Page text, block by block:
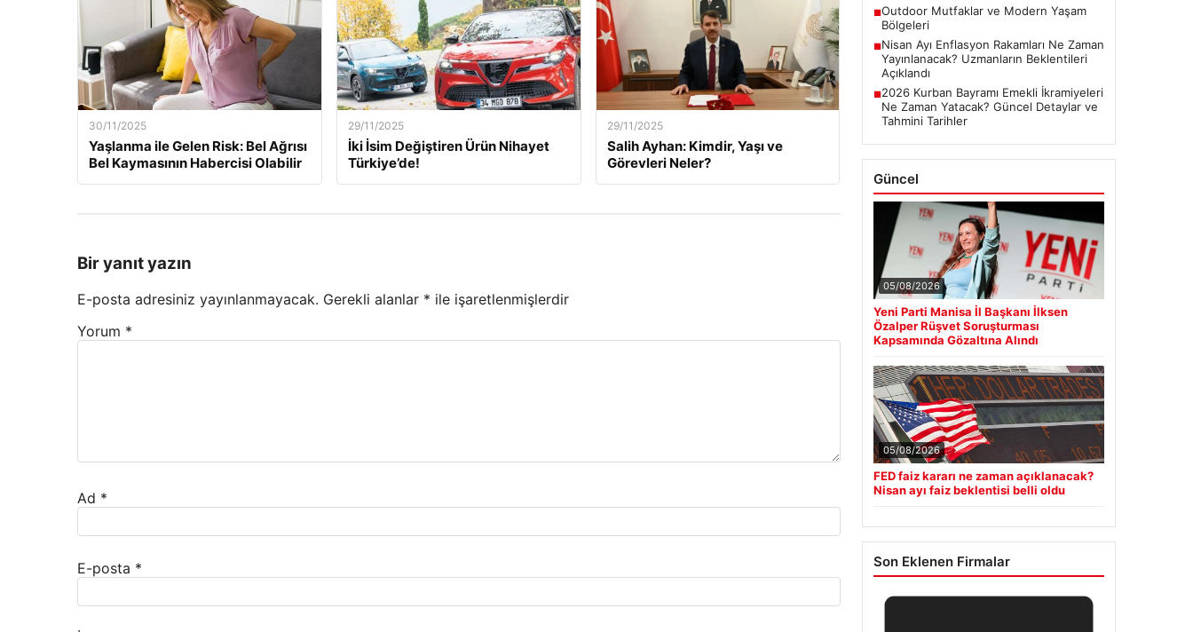
30/11/2025
Yaşlanma ile Gelen Risk: Bel Ağrısı
Bel Kaymasının Habercisi Olabilir
29/11/2025
İki İsim Değiştiren Ürün Nihayet
Türkiye’de!
29/11/2025
Salih Ayhan: Kimdir, Yaşı ve
Görevleri Neler?
Bir yanıt yazın
E-posta adresiniz yayınlanmayacak. Gerekli alanlar * ile işaretlenmişlerdir
Yorum *
Ad *
E-posta *
■Outdoor Mutfaklar ve Modern Yaşam
Bölgeleri
■Nisan Ayı Enflasyon Rakamları Ne Zaman
Yayınlanacak? Uzmanların Beklentileri
Açıklandı
■2026 Kurban Bayramı Emekli İkramiyeleri
Ne Zaman Yatacak? Güncel Detaylar ve
Tahmini Tarihler
Güncel
05/08/2026
Yeni Parti Manisa İl Başkanı İlksen
Özalper Rüşvet Soruşturması
Kapsamında Gözaltına Alındı
05/08/2026
FED faiz kararı ne zaman açıklanacak?
Nisan ayı faiz beklentisi belli oldu
Son Eklenen Firmalar